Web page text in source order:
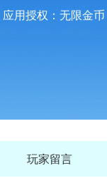
应用授权：无限金币
玩家留言